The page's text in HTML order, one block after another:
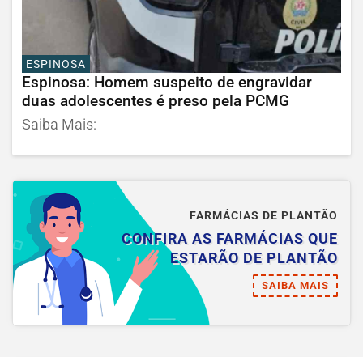
ESPINOSA
Espinosa: Homem suspeito de engravidar
duas adolescentes é preso pela PCMG
Saiba Mais:
FARMÁCIAS DE PLANTÃO
CONFIRA AS FARMÁCIAS QUE
ESTARÃO DE PLANTÃO
SAIBA MAIS